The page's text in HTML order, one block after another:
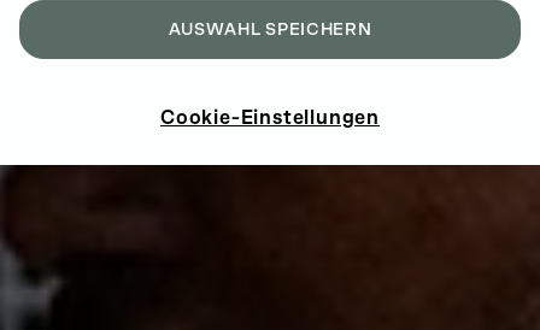
AUSWAHL SPEICHERN
Cookie-Einstellungen